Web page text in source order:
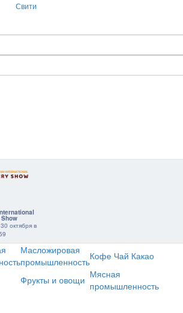
Свити
октября в
Масложировая
промышленностьКофе Чай Какао
Фрукты и овощи Мясная
промышленность